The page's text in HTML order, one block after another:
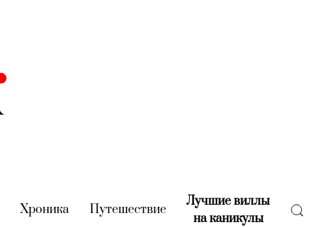
(current)
Хроника (current)
Путешествие(current)
Лучшие виллы
на каникулы(current)